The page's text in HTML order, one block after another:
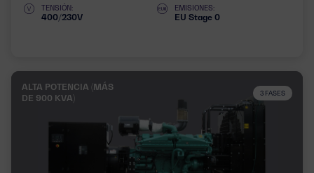
TENSIÓN:
400/230V
EMISIONES:
EU Stage 0
ALTA POTENCIA (MÁS
DE 900 KVA)
3 FASES